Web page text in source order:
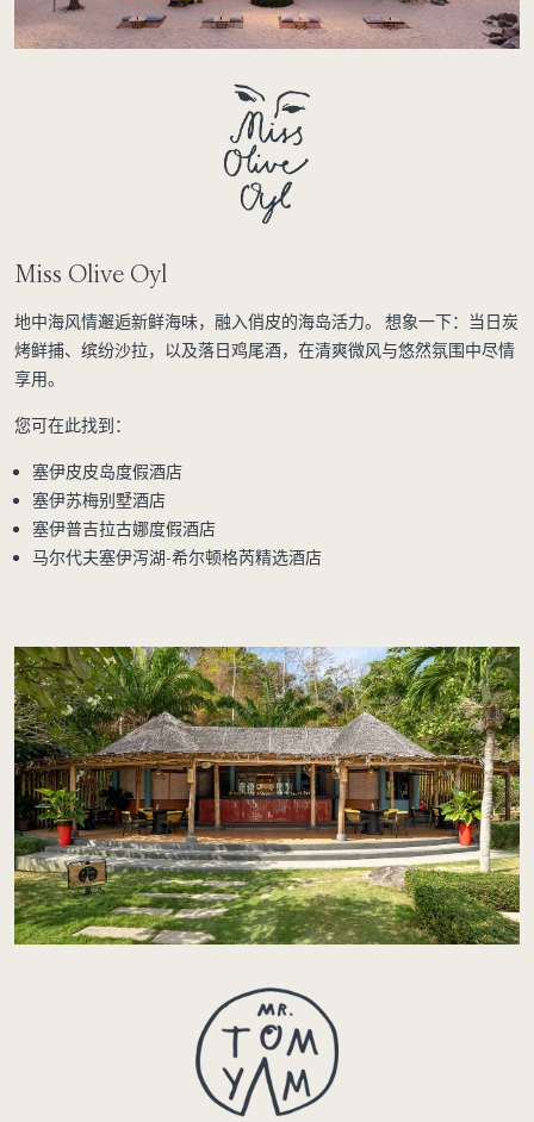
Miss Olive Oyl
地中海风情邂逅新鲜海味，融入俏皮的海岛活力。 想象一下：当日炭
烤鲜捕、缤纷沙拉，以及落日鸡尾酒，在清爽微风与悠然氛围中尽情
享用。
您可在此找到：
塞伊皮皮岛度假酒店
塞伊苏梅别墅酒店
塞伊普吉拉古娜度假酒店
马尔代夫塞伊泻湖-希尔顿格芮精选酒店